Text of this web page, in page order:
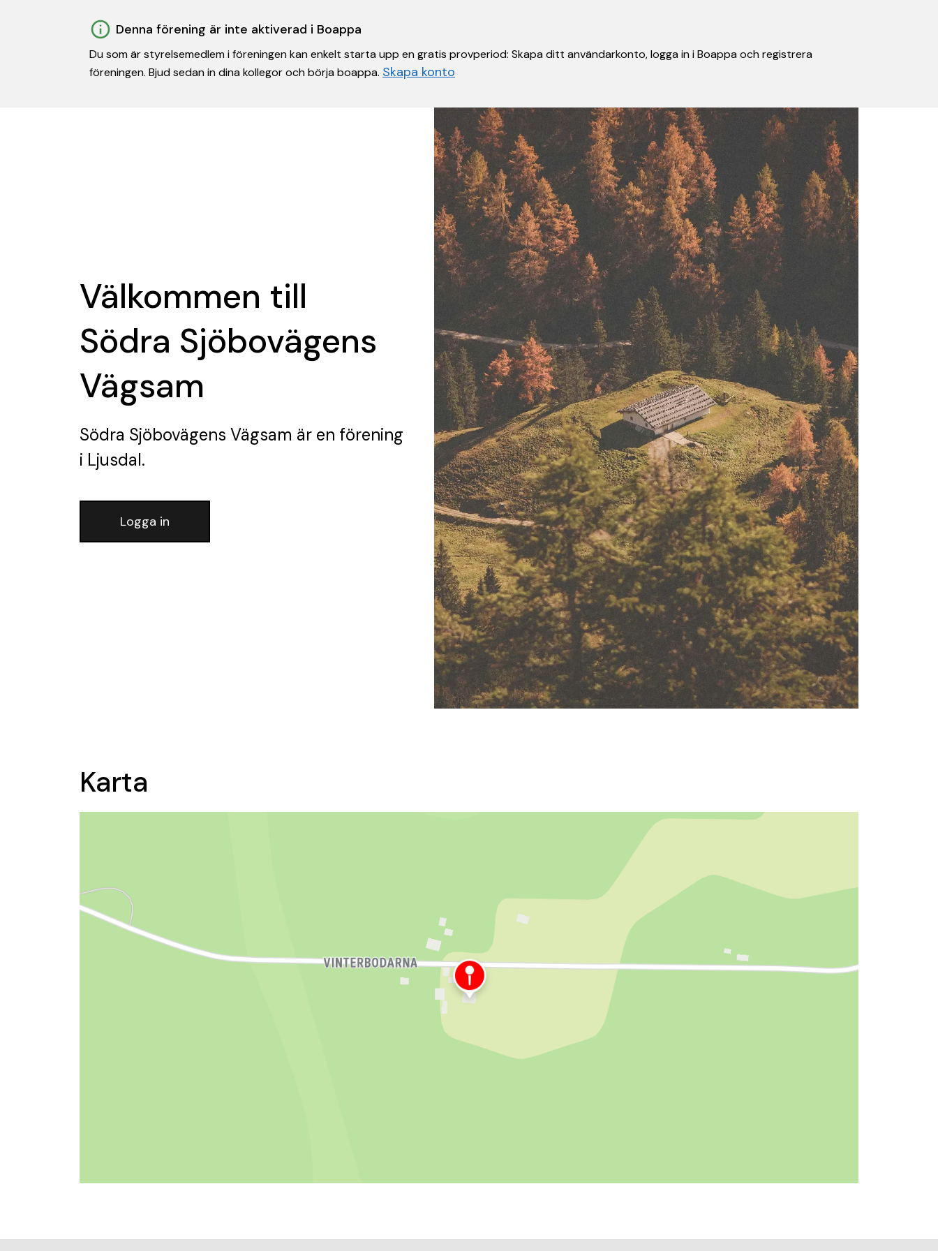
Denna förening är inte aktiverad i Boappa
Du som är styrelsemedlem i föreningen kan enkelt starta upp en gratis provperiod: Skapa ditt användarkonto, logga in i Boappa och registrera
föreningen. Bjud sedan in dina kollegor och börja boappa. Skapa konto
Välkommen till
Södra Sjöbovägens
Vägsam
Södra Sjöbovägens Vägsam är en förening
i Ljusdal.
Logga in
Karta